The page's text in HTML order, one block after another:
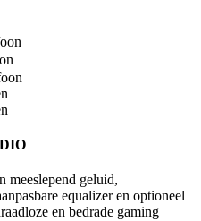
meeslepend geluid,
equalizer en optioneel
en bedrade gaming